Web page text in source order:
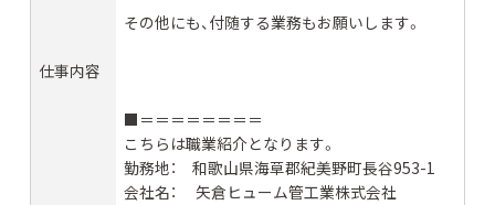
仕事内容
その他にも、付随する業務もお願いします。
■＝＝＝＝＝＝＝＝
こちらは職業紹介となります。
勤務地： 和歌山県海草郡紀美野町長谷953-1
会社名： 矢倉ヒューム管工業株式会社